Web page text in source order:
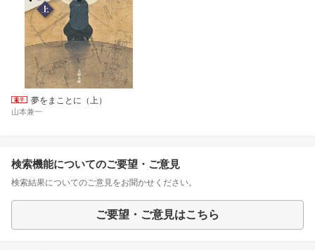
夢をまことに（上）
山本兼一
検索機能についてのご要望・ご意見
検索結果についてのご意見をお聞かせください。
ご要望・ご意見はこちら